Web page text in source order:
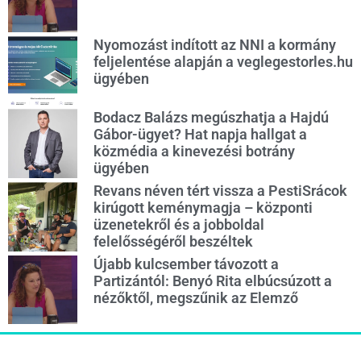
Nyomozást indított az NNI a kormány
feljelentése alapján a veglegestorles.hu
ügyében
Bodacz Balázs megúszhatja a Hajdú
Gábor-ügyet? Hat napja hallgat a
közmédia a kinevezési botrány
ügyében
Revans néven tért vissza a PestiSrácok
kirúgott keménymagja – központi
üzenetekről és a jobboldal
felelősségéről beszéltek
Újabb kulcsember távozott a
Partizántól: Benyó Rita elbúcsúzott a
nézőktől, megszűnik az Elemző